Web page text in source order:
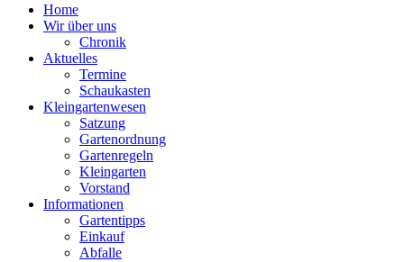
Home
Wir über uns
Chronik
Aktuelles
Termine
Schaukasten
Kleingartenwesen
Satzung
Gartenordnung
Gartenregeln
Kleingarten
Vorstand
Informationen
Gartentipps
Einkauf
Abfalle